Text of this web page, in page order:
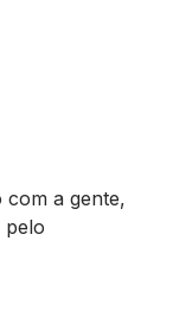
com a gente,
pelo